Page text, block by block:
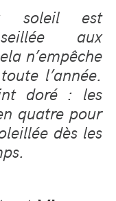
soleil est
aux
n’empêche
l’année.
doré : les
quatre pour
dès les